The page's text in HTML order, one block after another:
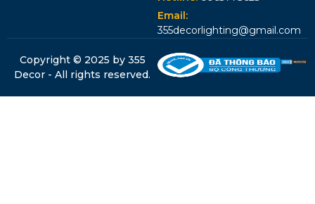
Email:
355decorlighting@gmail.com
Copyright © 2025 by 355
Decor - All rights reserved.